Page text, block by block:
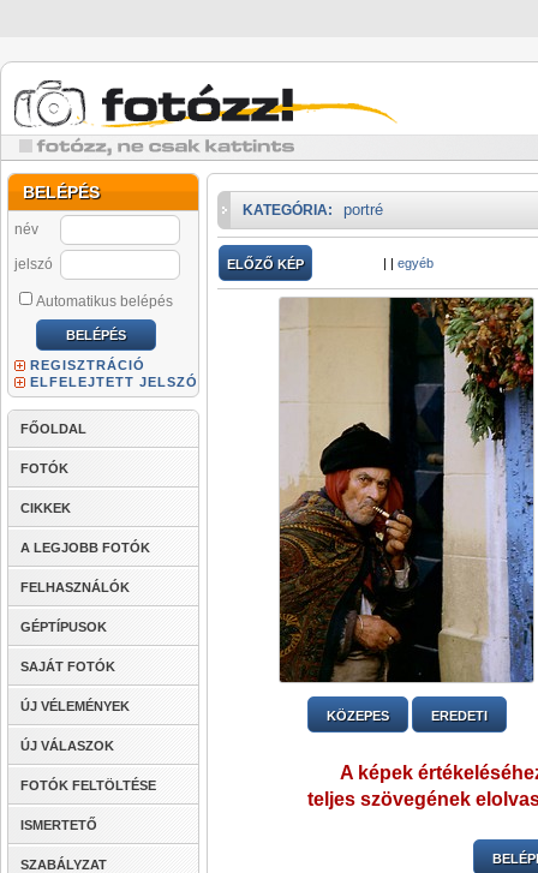
BELÉPÉS
név
jelszó
Automatikus belépés
REGISZTRÁCIÓ
ELFELEJTETT JELSZÓ
FŐOLDAL
FOTÓK
CIKKEK
A LEGJOBB FOTÓK
FELHASZNÁLÓK
GÉPTÍPUSOK
SAJÁT FOTÓK
ÚJ VÉLEMÉNYEK
ÚJ VÁLASZOK
FOTÓK FELTÖLTÉSE
ISMERTETŐ
SZABÁLYZAT
KATEGÓRIA: portré
ELŐZŐ KÉP | | egyéb
KÖZEPES EREDETI
A képek
teljes szövegének